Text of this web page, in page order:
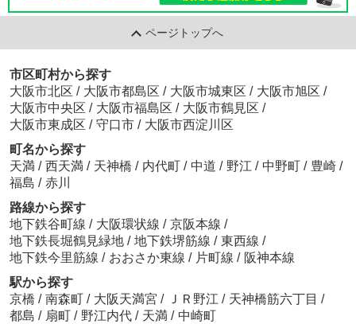
ページトップへ
市区町村から探す
大阪市北区 / 大阪市都島区 / 大阪市城東区 / 大阪市旭区 /
大阪市中央区 / 大阪市福島区 / 大阪市鶴見区 /
大阪市東成区 / 守口市 / 大阪市西淀川区
町名から探す
天満 / 西天満 / 天神橋 / 内代町 / 中道 / 野江 / 中野町 / 豊崎 /
福島 / 赤川
路線から探す
地下鉄谷町線 / 大阪環状線 / 京阪本線 /
地下鉄長堀鶴見緑地 / 地下鉄堺筋線 / 東西線 /
地下鉄今里筋線 / おおさか東線 / 片町線 / 阪神本線
駅から探す
京橋 / 南森町 / 大阪天満宮 / ＪＲ野江 / 天神橋筋六丁目 /
都島 / 扇町 / 野江内代 / 天満 / 中崎町